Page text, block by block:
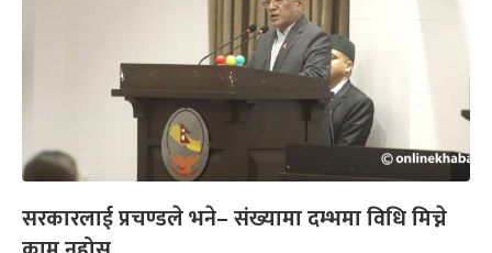
सरकारलाई प्रचण्डले भने– संख्यामा दम्भमा विधि मिच्ने